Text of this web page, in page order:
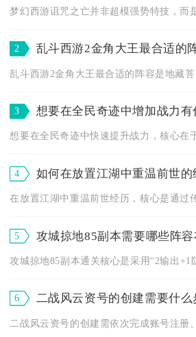
2 乱斗西游2金角大王最合适的
3 想要在全民奇迹中增加战力
4 如何在放置江湖中重温前世的
5 攻城掠地85副本需要哪些阵
6 二战风云资号的创建需要什么